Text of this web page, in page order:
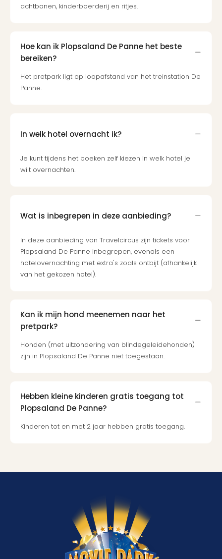
achtbanen, kinderboerderij en ritjes.
Hoe kan ik Plopsaland De Panne het beste
bereiken?
Het pretpark ligt op loopafstand van het treinstation De
Panne.
In welk hotel overnacht ik?
Je kunt tijdens het boeken zelf kiezen in welk hotel je
wilt overnachten.
Wat is inbegrepen in deze aanbieding?
In deze aanbieding van Travelcircus zijn tickets voor
Plopsaland De Panne inbegrepen, evenals een
hotelovernachting met extra's zoals ontbijt (afhankelijk
van het gekozen hotel).
Kan ik mijn hond meenemen naar het
pretpark?
Honden (met uitzondering van blindegeleidehonden)
zijn in Plopsaland De Panne niet toegestaan.
Hebben kleine kinderen gratis toegang tot
Plopsaland De Panne?
Kinderen tot en met 2 jaar hebben gratis toegang.